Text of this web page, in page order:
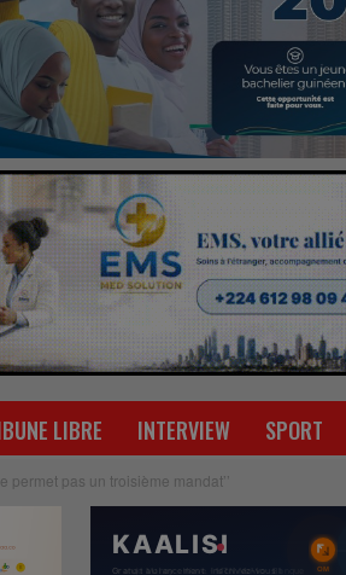
LIBRE INTERVIEW SPORT
permet pas un troisième mandat’’